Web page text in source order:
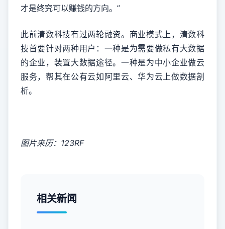
才是终究可以赚钱的方向。”
此前清数科技有过两轮融资。商业模式上，清数科
技首要针对两种用户：一种是为需要做私有大数据
的企业，装置大数据途径。一种是为中小企业做云
服务，帮其在公有云如阿里云、华为云上做数据剖
析。
图片来历：123RF
相关新闻